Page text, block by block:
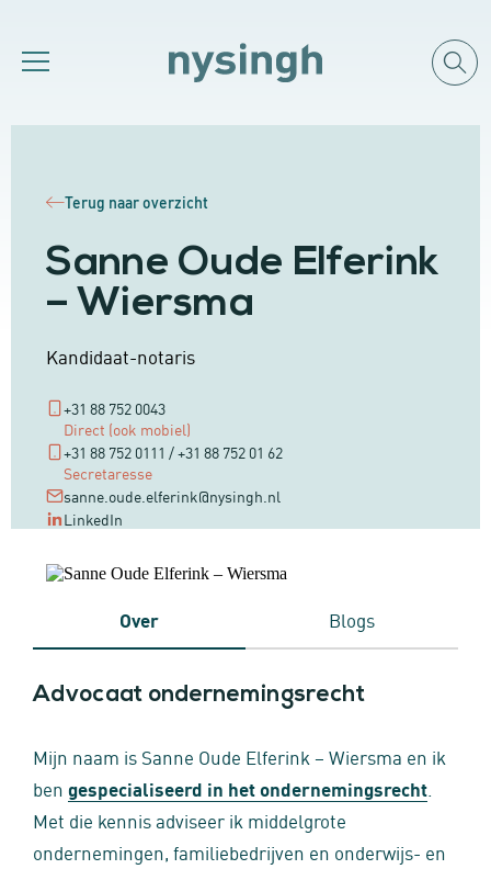
Terug naar overzicht
Sanne Oude Elferink
– Wiersma
Kandidaat-notaris
+31 88 752 0043
Direct (ook mobiel)
+31 88 752 0111 / +31 88 752 01 62
Secretaresse
sanne.oude.elferink@nysingh.nl
LinkedIn
Over Blogs
Advocaat ondernemingsrecht
Mijn naam is Sanne Oude Elferink – Wiersma en ik
ben gespecialiseerd in het ondernemingsrecht
Met die kennis adviseer ik middelgrote
ondernemingen, familiebedrijven en onderwijs- en